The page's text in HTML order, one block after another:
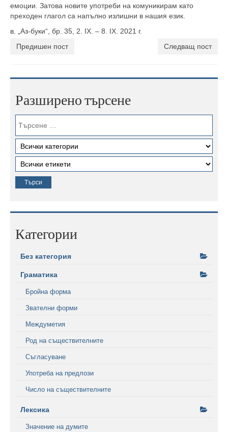
емоции. Затова новите употреби на комуникирам като
преходен глагол са напълно излишни в нашия език.
в. „Аз-буки“, бр. 35, 2. IX. – 8. IX. 2021 г.
Предишен пост
Следващ пост
Разширено търсене
Категории
Без категория
Граматика
Бройна форма
Звателни форми
Междуметия
Род на съществителните
Съгласуване
Употреба на предлози
Число на съществителните
Лексика
Значение на думите